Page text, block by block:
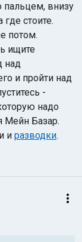
пальцем, внизу
стоите.
потом.
ищите
над
и пройти над
-
надо
Мейн Базар.
и разводки.